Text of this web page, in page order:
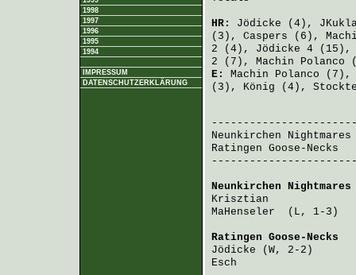
1998
1997
1996
1995
1994
IMPRESSUM
DATENSCHUTZERKLÄRUNG
HR: Jödicke (4),
(3), Caspers (6),
2 (4), Jödicke 4
2 (7), Machin Polanco
E: Machin Polanco
(3), König (4),
Neunkirchen Nightmares
Ratingen Goose-Necks
Neunkirchen Nightmares
Krisztian
MaHenseler
(L, 1-3)
Ratingen Goose-Necks
Jödicke (W, 2-2)
Esch